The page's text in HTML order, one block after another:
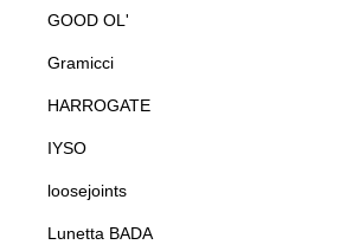
GOOD OL'
Gramicci
HARROGATE
IYSO
loosejoints
Lunetta BADA